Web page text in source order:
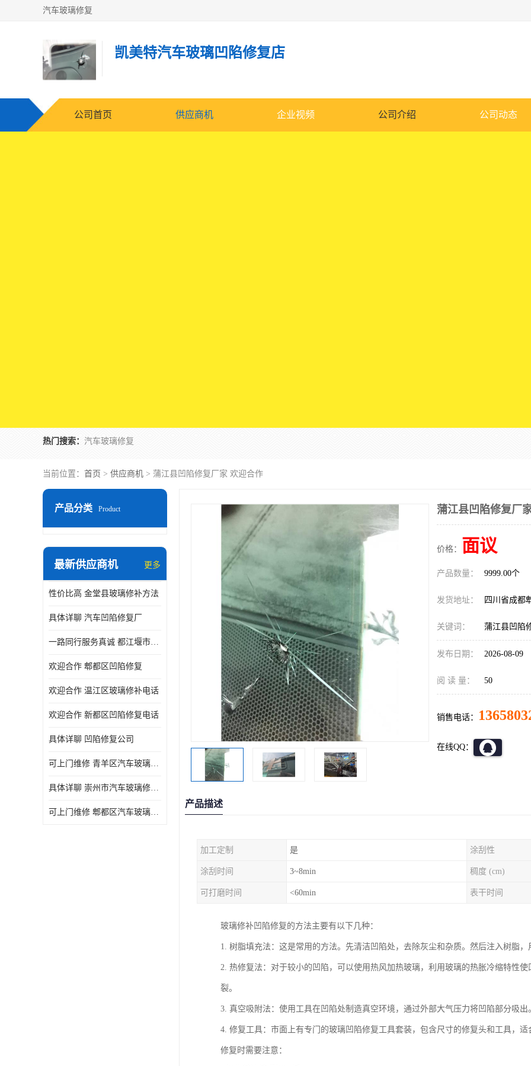
汽车玻璃修复
凯美特汽车玻璃凹陷修复店
公司首页 供应商机 企业视频 公司介绍 公司动态
热门搜索： 汽车玻璃修复
当前位置： 首页 > 供应商机 > 蒲江县凹陷修复厂家 欢迎合作
产品分类 Product
最新供应商机 更多
性价比高 金堂县玻璃修补方法
具体详聊 汽车凹陷修复厂
一路同行服务真诚 都江堰市凹陷修复厂商直供
欢迎合作 郫都区凹陷修复
欢迎合作 温江区玻璃修补电话
欢迎合作 新都区凹陷修复电话
具体详聊 凹陷修复公司
可上门维修 青羊区汽车玻璃修补公司
具体详聊 崇州市汽车玻璃修补厂家
可上门维修 郫都区汽车玻璃修补电话
蒲江县凹陷修复厂
价格： 面议
产品数量： 9999.00个
发货地址： 四川省成都
关键词： 蒲江县凹陷
发布日期： 2026-08-09
阅 读 量： 50
销售电话：
在线QQ：
产品描述
加工定制 是 涂刮性
涂刮时间 3~8min 稠度 (cm)
可打磨时间 <60min 表干时间
玻璃修补凹陷修复的方法主要有以下几种：
1. 树脂填充法：这是常用的方法。先清洁凹陷处，去除灰尘和杂质。然后注入树脂
2. 热修复法：对于较小的凹陷，可以使用热风加热玻璃，利用玻璃的热胀冷缩特性
裂。
3. 真空吸附法：使用工具在凹陷处制造真空环境，通过外部大气压力将凹陷部分吸
4. 修复工具：市面上有专门的玻璃凹陷修复工具套装，包含尺寸的修复头和工具，
修复时需要注意：